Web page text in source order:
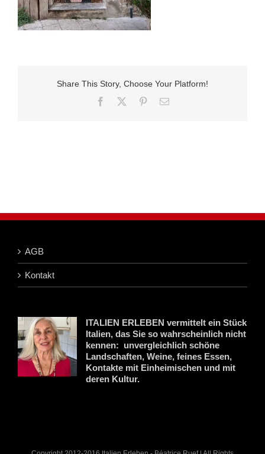
Share This Story, Choose Your Platform!
Facebook
Pinterest
E-
AGB
Kontakt
ITALIEN ERLEBEN vermittelt ein Stück
Italien, das Sie so wahrscheinlich nicht
kennen: unvergleichlich schöne
Landschaften, Weine, feines Essen,
Kontakte mit Einheimischen und mit
deren Kultur.